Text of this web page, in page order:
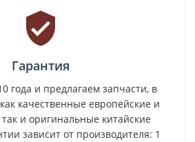
Гарантия
года и предлагаем запчасти, в
качественные европейские и
и оригинальные китайские
зависит от производителя: 1